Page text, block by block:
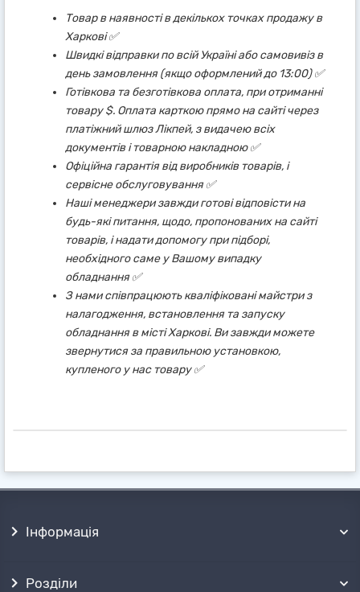
Товар в наявності в декількох точках продажу в
Харкові ✅
Швидкі відправки по всій Україні або самовивіз в
день замовлення (якщо оформлений до 13:00) ✅
Готівкова та безготівкова оплата, при отриманні
товару $. Оплата карткою прямо на сайті через
платіжний шлюз Лікпей, з видачею всіх
документів і товарною накладною ✅
Офіційна гарантія від виробників товарів, і
сервісне обслуговування ✅
Наші менеджери завжди готові відповісти на
будь-які питання, щодо, пропонованих на сайті
товарів, і надати допомогу при підборі,
необхідного саме у Вашому випадку
обладнання ✅
З нами співпрацюють кваліфіковані майстри з
налагодження, встановлення та запуску
обладнання в місті Харкові. Ви завжди можете
звернутися за правильною установкою,
купленого у нас товару ✅
Інформація
Розділи